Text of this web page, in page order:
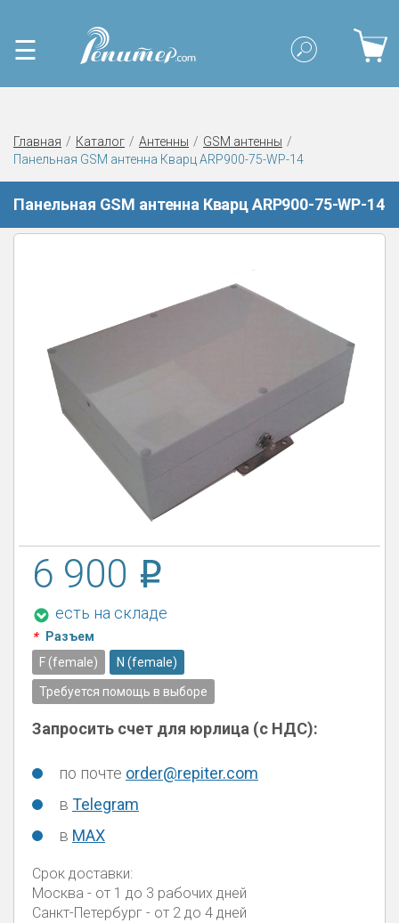
☰
Главная Каталог Антенны
GSM антенны
Панельная GSM антенна Кварц ARP900-75-WP-14
Панельная GSM антенна Кварц ARP900-75-WP-14
6 900
есть на складе
*
Разъем
F (female)
N (female)
Требуется помощь в выборе
Запросить счет для юрлица (с НДС):
по почте order@repiter.com
в Telegram
в MAX
Срок доставки:
Москва - от 1 до 3 рабочих дней
Санкт-Петербург - от 2 до 4 дней